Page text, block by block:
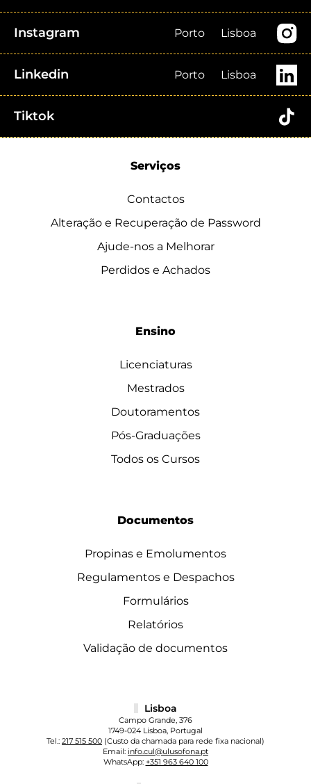
Instagram Porto Lisboa
Linkedin Porto Lisboa
Tiktok
Serviços
Contactos
Alteração e Recuperação de Password
Ajude-nos a Melhorar
Perdidos e Achados
Ensino
Licenciaturas
Mestrados
Doutoramentos
Pós-Graduações
Todos os Cursos
Documentos
Propinas e Emolumentos
Regulamentos e Despachos
Formulários
Relatórios
Validação de documentos
Lisboa
Campo Grande, 376
1749-024 Lisboa, Portugal
Tel.: 217 515 500 (Custo da chamada para rede fixa nacional)
Email: info.cul@ulusofona.pt
WhatsApp: +351 963 640 100